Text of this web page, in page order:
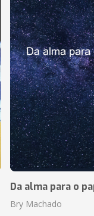
Da alma para o
Bry Machado